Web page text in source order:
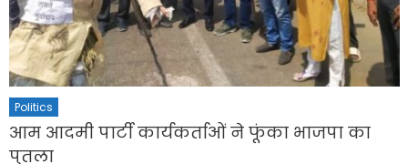
Politics
आम आदमी पार्टी कार्यकर्ताओं ने फूंका भाजपा का
पुतला